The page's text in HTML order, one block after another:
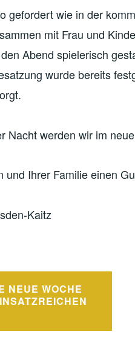
gefordert wie in der
mit Frau und
Abend spielerisch
wurde bereits
Nacht werden wir im
und Ihrer Familie einen
Kaitz
NEUE WOCHE